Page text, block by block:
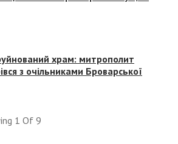
храм: митрополит
з очільниками Броварської
1 Of 9